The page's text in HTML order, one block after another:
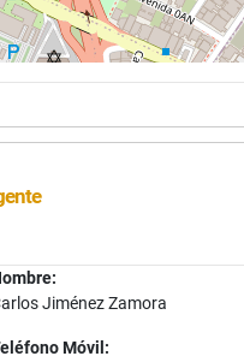
Jiménez Zamora
Móvil: